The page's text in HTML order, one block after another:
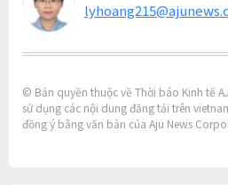
© Bản quyền thuộc về Thời báo Kinh tế
sử dụng các nội dung đăng tải trên
đồng ý bằng văn bản của Aju News